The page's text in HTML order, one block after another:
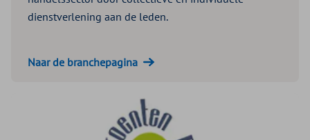
dienstverlening aan de leden.
Naar de branchepagina